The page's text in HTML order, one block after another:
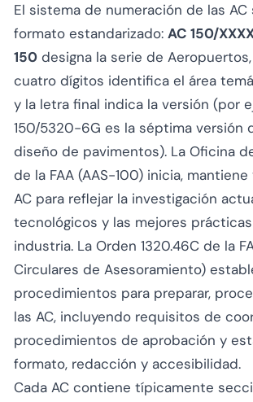
El sistema de numeración de las AC
formato estandarizado: AC 150/
150 designa la serie de
cuatro dígitos identifica el área
y la letra final indica la versión (por
150/5320-6G es la séptima versión
diseño de pavimentos). La Oficina
de la FAA (AAS-100) inicia,
AC para reflejar la investigación
tecnológicos y las mejores
industria. La Orden 1320.46C de la
Circulares de Asesoramiento)
procedimientos para preparar,
las AC, incluyendo requisitos de
procedimientos de aprobación y
formato, redacción y accesibilidad.
Cada AC contiene típicamente